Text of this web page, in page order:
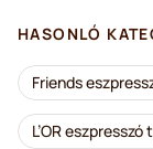
HASONLÓ